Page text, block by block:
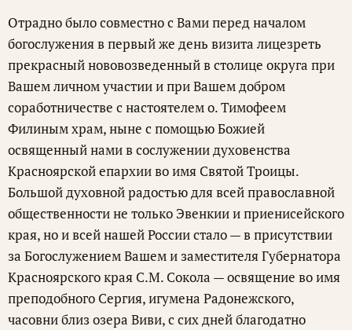
Отрадно было совместно с Вами перед началом
богослужения в первый же день визита лицезреть
прекрасный нововозведенный в столице округа при
Вашем личном участии и при Вашем добром
соработничестве с настоятелем о. Тимофеем
Филиным храм, ныне с помощью Божией
освященный нами в сослужении духовенства
Красноярской епархии во имя Святой Троицы.
Большой духовной радостью для всей православной
общественности не только Эвенкии и приенисейского
края, но и всей нашей России стало — в присутствии
за Богослужением Вашем и заместителя Губернатора
Красноярского края С.М. Сокола — освящение во имя
преподобного Сергия, игумена Радонежского,
часовни близ озера Виви, с сих дней благодатно